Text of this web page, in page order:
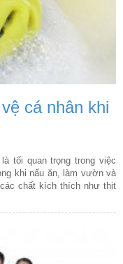
cá nhân khi
tối quan trọng trong việc
khi nấu ăn, làm vườn và
chất kích thích như thịt